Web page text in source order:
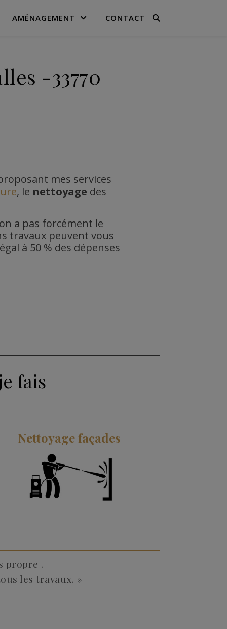
AMÉNAGEMENT CONTACT
-33770
mes services
, le nettoyage des
a pas forcément le
travaux peuvent vous
à 50 % des dépenses
fais
Nettoyage façades
propre .
les travaux. »